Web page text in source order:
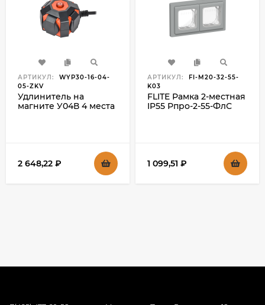
АРТИКУЛ:
WYP30-16-04-
05-ZKV
Удлинитель на
магните У04В 4 места
2 648,22 ₽
АРТИКУЛ:
FI-M20-32-55-
K03
FLITE Рамка 2-местная
IP55 Рпро-2-55-ФлС
1 099,51 ₽